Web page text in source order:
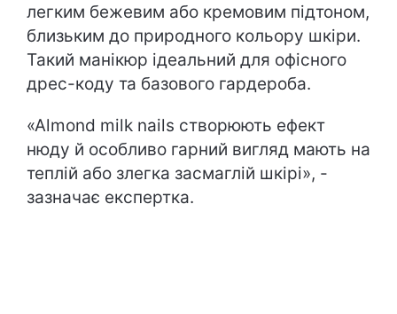
легким бежевим або кремовим підтоном,
близьким до природного кольору шкіри.
Такий манікюр ідеальний для офісного
дрес-коду та базового гардероба.
«Almond milk nails створюють ефект
нюду й особливо гарний вигляд мають на
теплій або злегка засмаглій шкірі», -
зазначає експертка.